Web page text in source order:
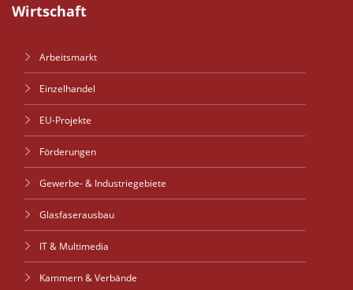
Wirtschaft
Arbeitsmarkt
Einzelhandel
EU-Projekte
Förderungen
Gewerbe- & Industriegebiete
Glasfaserausbau
IT & Multimedia
Kammern & Verbände